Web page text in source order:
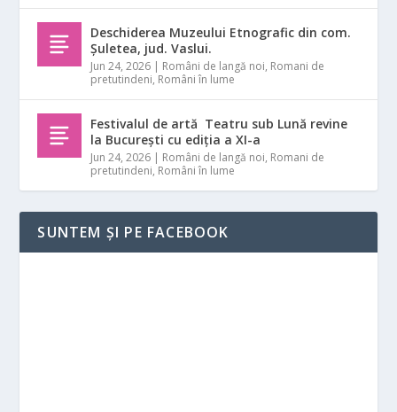
Deschiderea Muzeului Etnografic din com.
Șuletea, jud. Vaslui.
Jun 24, 2026 | Români de langă noi, Romani de
pretutindeni, Români în lume
Festivalul de artă Teatru sub Lună revine
la București cu ediția a XI-a
Jun 24, 2026 | Români de langă noi, Romani de
pretutindeni, Români în lume
SUNTEM ȘI PE FACEBOOK